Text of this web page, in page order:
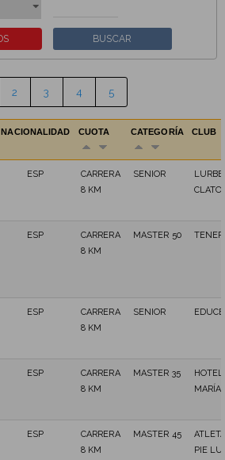
2 3 4 5
NACIONALIDAD CUOTA CATEGORÍA CLUB
ESP
CARRERA
8 KM
SENIOR
ESP
CARRERA
8 KM
MASTER 50
ESP
CARRERA
8 KM
SENIOR
ESP
CARRERA
8 KM
MASTER 35
MARÍA
ESP
CARRERA
8 KM
MASTER 45
PIE